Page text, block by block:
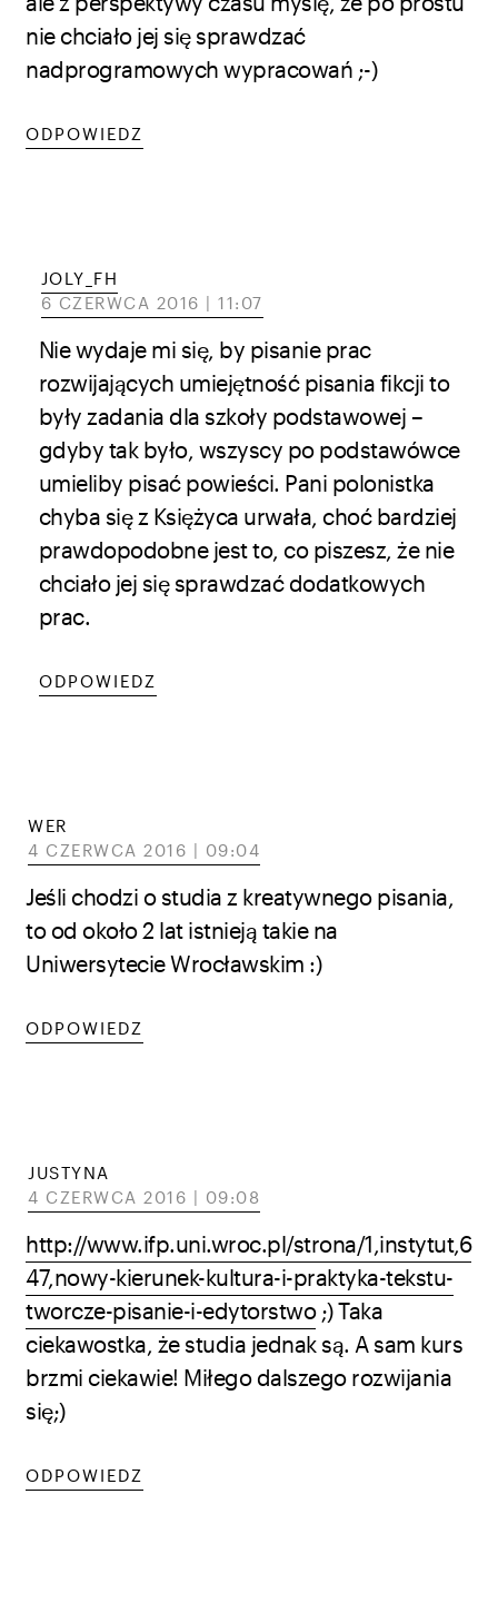
nie chciało jej się sprawdzać
nadprogramowych wypracowań ;-)
ODPOWIEDZ
JOLY_FH
6 CZERWCA 2016 | 11:07
Nie wydaje mi się, by pisanie prac
rozwijających umiejętność pisania fikcji to
były zadania dla szkoły podstawowej –
gdyby tak było, wszyscy po podstawówce
umieliby pisać powieści. Pani polonistka
chyba się z Księżyca urwała, choć bardziej
prawdopodobne jest to, co piszesz, że nie
chciało jej się sprawdzać dodatkowych
prac.
ODPOWIEDZ
WER
4 CZERWCA 2016 | 09:04
Jeśli chodzi o studia z kreatywnego pisania,
to od około 2 lat istnieją takie na
Uniwersytecie Wrocławskim :)
ODPOWIEDZ
JUSTYNA
4 CZERWCA 2016 | 09:08
http://www.ifp.uni.wroc.pl/strona/1,instytut,6
47,nowy-kierunek-kultura-i-praktyka-tekstu-
tworcze-pisanie-i-edytorstwo;) Taka
ciekawostka, że studia jednak są. A sam kurs
brzmi ciekawie! Miłego dalszego rozwijania
się;)
ODPOWIEDZ